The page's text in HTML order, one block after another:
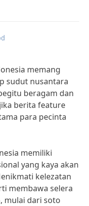
memang
sudut nusantara
beragam dan
berita feature
para pecinta
memiliki
yang kaya akan
kelezatan
membawa selera
mulai dari soto